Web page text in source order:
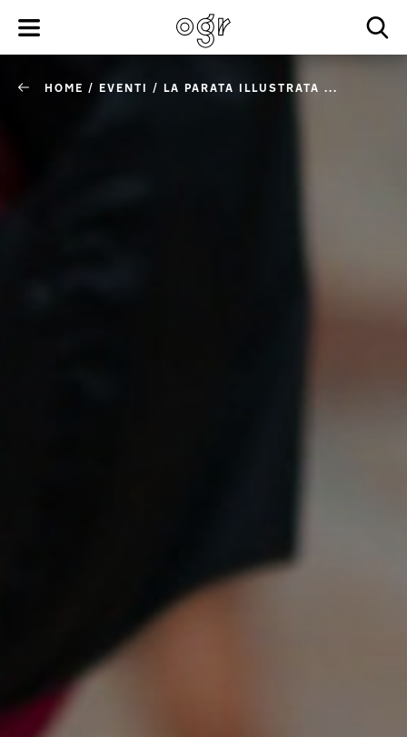
HOME / EVENTI / LA PARATA ILLUSTRATA ...